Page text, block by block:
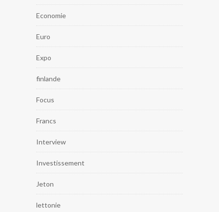
Economie
Euro
Expo
finlande
Focus
Francs
Interview
Investissement
Jeton
lettonie